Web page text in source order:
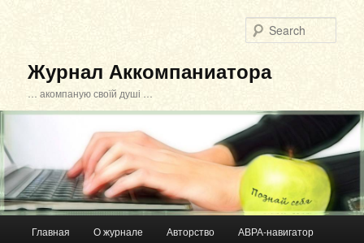
Журнал Аккомпаниатора
… акомпаную своїй душі …
Skip to primary content
Skip to secondary content
Главная О журнале Авторство АВРА-навигатор